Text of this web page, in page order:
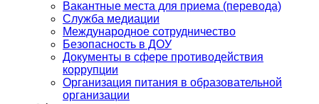
Вакантные места для приема (перевода)
Служба медиации
Международное сотрудничество
Безопасность в ДОУ
Документы в сфере противодействия
коррупции
Организация питания в образовательной
организации